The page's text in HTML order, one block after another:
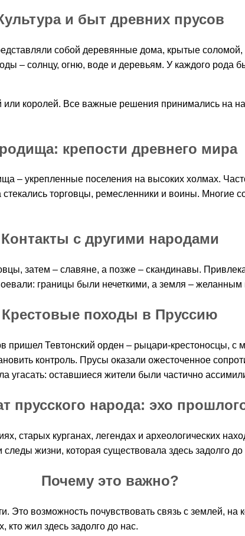
и быт древних прусов
собой деревянные дома, крытые соломой,
– солнцу, огню, воде и деревьям. У каждого рода
или королей. Все важные решения принимались на
крепости древнего мира
– укрепленные поселения на высоких холмах.
торговцы, ремесленники и воины. Многие
Контакты с другими народами
затем – славяне, а позже – скандинавы.
границы были нечеткими, а земля – желанным
Крестовые походы в Пруссию
Тевтонский орден – рыцари-крестоносцы, с
контроль. Прусы оказали ожесточенное
угасать: оставшиеся жители были частично
прусского народа: эхо
старых курганах, легендах и археологических
жизни, которая существовала здесь задолго
Почему это важно?
Это возможность почувствовать связь с землей,
кто жил здесь задолго до нас.